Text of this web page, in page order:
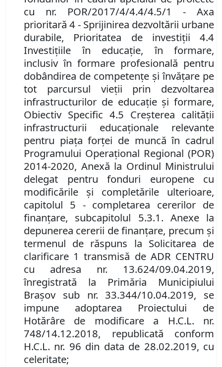
cu nr. POR/2017/4/4.4/4.5/1 - Axa
prioritară 4 - Sprijinirea dezvoltării urbane
durabile, Prioritatea de investiţii 4.4
Investiţiile în educaţie, în formare,
inclusiv în formare profesională pentru
dobândirea de competenţe şi învăţare pe
tot parcursul vieţii prin dezvoltarea
infrastructurilor de educaţie şi formare,
Obiectiv Specific 4.5 Creşterea calităţii
infrastructurii educaţionale relevante
pentru piaţa forţei de muncă în cadrul
Programului Operaţional Regional (POR)
2014-2020, Anexă la Ordinul Ministrului
delegat pentru fonduri europene cu
modificările şi completările ulterioare,
capitolul 5 - completarea cererilor de
finanţare, subcapitolul 5.3.1. Anexe la
depunerea cererii de finanţare, precum şi
termenul de răspuns la Solicitarea de
clarificare 1 transmisă de ADR CENTRU
cu adresa nr. 13.624/09.04.2019,
înregistrată la Primăria Municipiului
Braşov sub nr. 33.344/10.04.2019, se
impune adoptarea Proiectului de
Hotărâre de modificare a H.C.L. nr.
748/14.12.2018, republicată conform
H.C.L. nr. 96 din data de 28.02.2019, cu
celeritate;